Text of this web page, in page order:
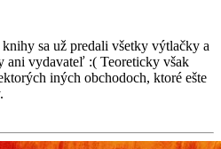
sa už predali všetky výtlačky a
ani vydavateľ :( Teoreticky však
iných obchodoch, ktoré ešte